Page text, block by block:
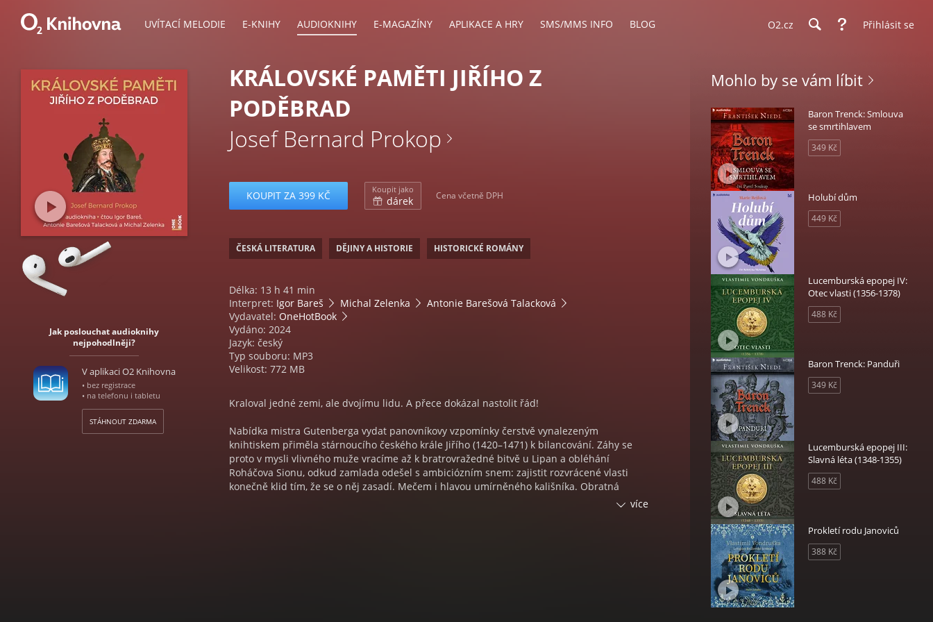
UVÍTACÍ MELODIE E-KNIHY AUDIOKNIHY E-MAGAZÍNY APLIKACE A HRY SMS/MMS INFO BLOG O2.cz Přihlásit se
Jak poslouchat audioknihy
nejpohodlněji?
V aplikaci O2 Knihovna
• bez registrace
• na telefonu i tabletu
STÁHNOUT ZDARMA
KRÁLOVSKÉ PAMĚTI JIŘÍHO Z
PODĚBRAD
Josef Bernard Prokop
KOUPIT ZA 399 KČ Koupit jako
dárek Cena včetně DPH
ČESKÁ LITERATURA DĚJINY A HISTORIE HISTORICKÉ ROMÁNY
Délka: 13 h 41 min
Interpret: Igor Bareš Michal Zelenka
Antonie Barešová Talacková
Vydavatel: OneHotBook
Vydáno: 2024
Jazyk: český
Typ souboru: MP3
Velikost: 772 MB
Kraloval jedné zemi, ale dvojímu lidu. A přece dokázal nastolit řád!
Nabídka mistra Gutenberga vydat panovníkovy vzpomínky čerstvě vynalezeným
knihtiskem přiměla stárnoucího českého krále Jiřího (1420–1471) k bilancování. Záhy se
proto v mysli vlivného muže vracíme až k bratrovražedné bitvě u Lipan a obléhání
Roháčova Sionu, odkud zamlada odešel s ambiciózním snem: zajistit rozvrácené vlasti
konečně klid tím, že se o něj zasadí. Mečem i hlavou umírněného kališníka. Obratná
více
Mohlo by se vám líbit
Baron Trenck: Smlouva
se smrtihlavem
349 Kč
Holubí dům
449 Kč
Lucemburská epopej IV:
Otec vlasti (1356-1378)
488 Kč
Baron Trenck: Panduři
349 Kč
Lucemburská epopej III:
Slavná léta (1348-1355)
488 Kč
Prokletí rodu Janoviců
388 Kč